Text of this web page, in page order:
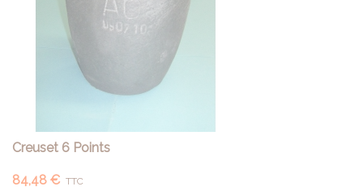
Creuset 6 Points
84,48 € TTC